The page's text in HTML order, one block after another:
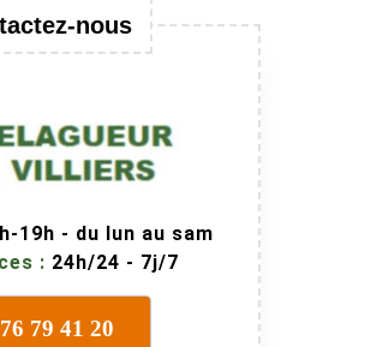
nous
19h - du lun au sam
: 24h/24 - 7j/7
79 41 20